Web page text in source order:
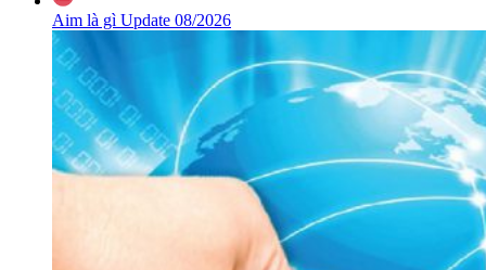
Aim là gì Update 08/2026